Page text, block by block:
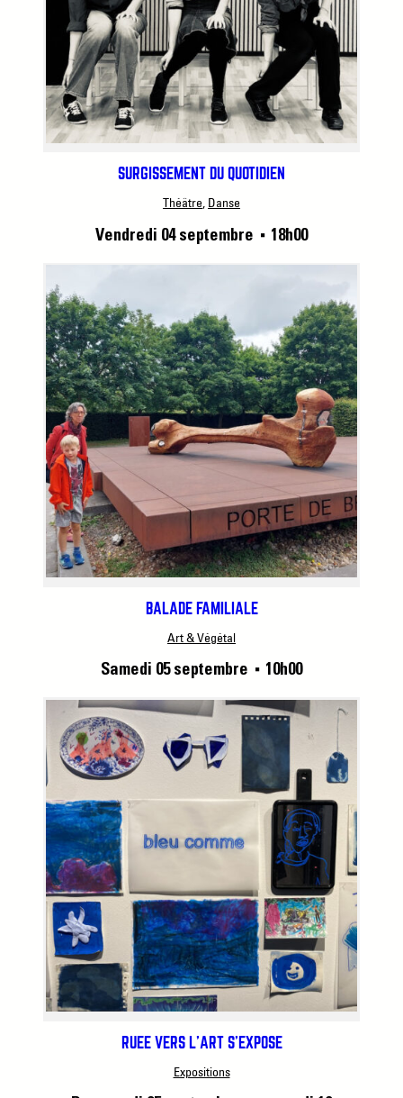
SURGISSEMENT DU QUOTIDIEN
Théâtre, Danse
Vendredi 04 septembre ■ 18h00
BALADE FAMILIALE
Art & Végétal
Samedi 05 septembre ■ 10h00
RUÉE VERS L’ART S’EXPOSE
Expositions